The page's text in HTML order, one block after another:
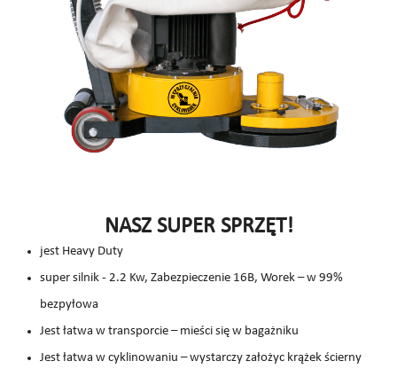
NASZ SUPER SPRZĘT!
jest Heavy Duty
super silnik - 2.2 Kw, Zabezpieczenie 16B, Worek – w 99%
bezpyłowa
Jest łatwa w transporcie – mieści się w bagażniku
Jest łatwa w cyklinowaniu – wystarczy założyc krążek ścierny